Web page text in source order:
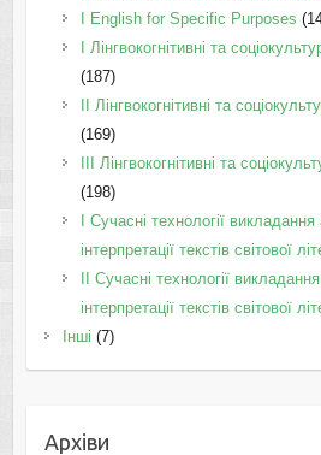
І English for Specific Purposes
I Лінгвокогнітивні та
(187)
IІ Лінгвокогнітивні та
(169)
IІI Лінгвокогнітивні та
(198)
I Cучасні технології
інтерпретації текстів світової
II Cучасні технології
інтерпретації текстів світової
Інші (7)
Архіви